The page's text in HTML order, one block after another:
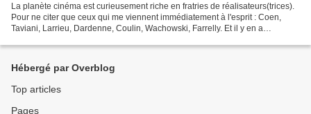
La planète cinéma est curieusement riche en fratries de réalisateurs(trices).
Pour ne citer que ceux qui me viennent immédiatement à l'esprit : Coen,
Taviani, Larrieu, Dardenne, Coulin, Wachowski, Farrelly. Et il y en a
Hébergé par Overblog
Top articles
Pages